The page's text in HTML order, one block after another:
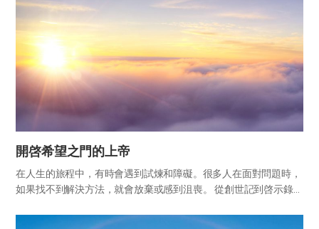
開啓希望之門的上帝
在人生的旅程中，有時會遇到試煉和障礙。很多人在面對問題時，
如果找不到解決方法，就會放棄或感到沮喪。 從創世記到啓示錄的
定在其後為他們敞開「希望之門」。這地上的人生雖有時令人疲憊